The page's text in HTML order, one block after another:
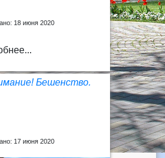
18 июня 2020
Бешенство.
17 июня 2020